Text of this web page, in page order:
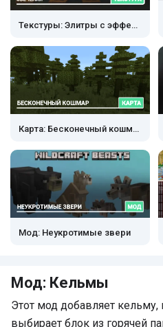
Текстуры: Элитры с эффектами свечения
Карта: Бесконечный кошмар
Мод: Неукротимые звери
Мод: Кельмы
Этот мод добавляет кельму,
выбирает блок из горячей